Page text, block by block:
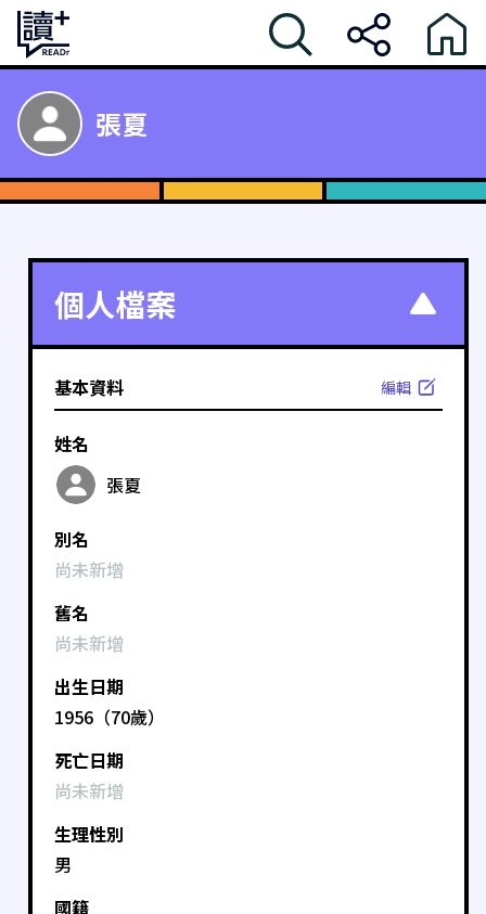
張夏
個人檔案
基本資料 編輯
姓名
張夏
別名
尚未新增
舊名
尚未新增
出生日期
1956（70歲）
死亡日期
尚未新增
生理性別
男
國籍